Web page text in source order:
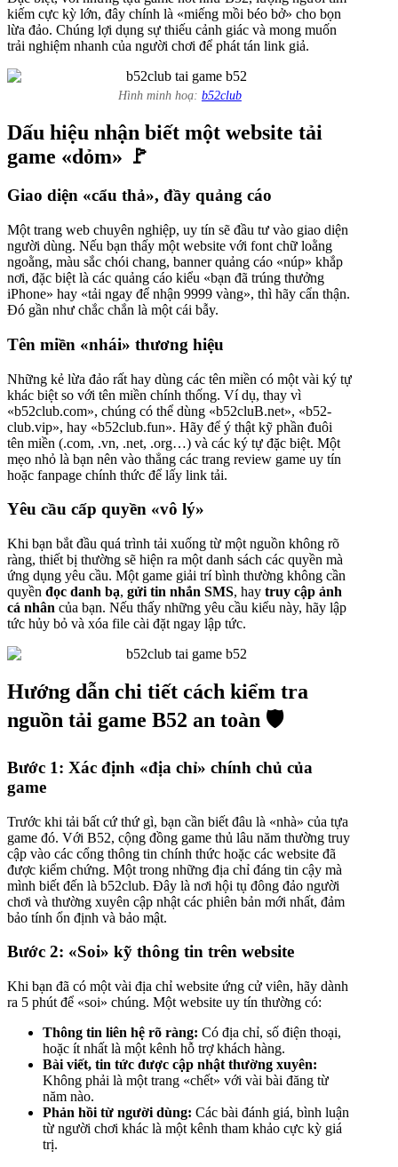
kiếm cực kỳ lớn, đây chính là «miếng mồi béo bở» cho bọn
lừa đảo. Chúng lợi dụng sự thiếu cảnh giác và mong muốn
trải nghiệm nhanh của người chơi để phát tán link giả.
Hình minh hoạ: b52club
Dấu hiệu nhận biết một website tải
game «dỏm» 🚩
Giao diện «cẩu thả», đầy quảng cáo
Một trang web chuyên nghiệp, uy tín sẽ đầu tư vào giao diện
người dùng. Nếu bạn thấy một website với font chữ loằng
ngoằng, màu sắc chói chang, banner quảng cáo «núp» khắp
nơi, đặc biệt là các quảng cáo kiểu «bạn đã trúng thưởng
iPhone» hay «tải ngay để nhận 9999 vàng», thì hãy cẩn thận.
Đó gần như chắc chắn là một cái bẫy.
Tên miền «nhái» thương hiệu
Những kẻ lừa đảo rất hay dùng các tên miền có một vài ký tự
khác biệt so với tên miền chính thống. Ví dụ, thay vì
«b52club.com», chúng có thể dùng «b52cluB.net», «b52-
club.vip», hay «b52club.fun». Hãy để ý thật kỹ phần đuôi
tên miền (.com, .vn, .net, .org…) và các ký tự đặc biệt. Một
mẹo nhỏ là bạn nên vào thẳng các trang review game uy tín
hoặc fanpage chính thức để lấy link tải.
Yêu cầu cấp quyền «vô lý»
Khi bạn bắt đầu quá trình tải xuống từ một nguồn không rõ
ràng, thiết bị thường sẽ hiện ra một danh sách các quyền mà
ứng dụng yêu cầu. Một game giải trí bình thường không cần
quyền đọc danh bạ, gửi tin nhắn SMS, hay truy cập ảnh
cá nhân của bạn. Nếu thấy những yêu cầu kiểu này, hãy lập
tức hủy bỏ và xóa file cài đặt ngay lập tức.
Hướng dẫn chi tiết cách kiểm tra
nguồn tải game B52 an toàn 🛡️
Bước 1: Xác định «địa chỉ» chính chủ của
game
Trước khi tải bất cứ thứ gì, bạn cần biết đâu là «nhà» của tựa
game đó. Với B52, cộng đồng game thủ lâu năm thường truy
cập vào các cổng thông tin chính thức hoặc các website đã
được kiểm chứng. Một trong những địa chỉ đáng tin cậy mà
mình biết đến là b52club. Đây là nơi hội tụ đông đảo người
chơi và thường xuyên cập nhật các phiên bản mới nhất, đảm
bảo tính ổn định và bảo mật.
Bước 2: «Soi» kỹ thông tin trên website
Khi bạn đã có một vài địa chỉ website ứng cử viên, hãy dành
ra 5 phút để «soi» chúng. Một website uy tín thường có:
Thông tin liên hệ rõ ràng: Có địa chỉ, số điện thoại,
hoặc ít nhất là một kênh hỗ trợ khách hàng.
Bài viết, tin tức được cập nhật thường xuyên:
Không phải là một trang «chết» với vài bài đăng từ
năm nào.
Phản hồi từ người dùng: Các bài đánh giá, bình luận
từ người chơi khác là một kênh tham khảo cực kỳ giá
trị.